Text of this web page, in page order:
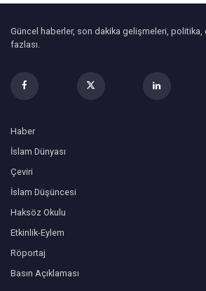
Güncel haberler, son dakika gelişmeleri, politika,
fazlası.
Haber
İslam Dünyası
Çeviri
İslam Düşüncesi
Haksöz Okulu
Etkinlik-Eylem
Röportaj
Basın Açıklaması